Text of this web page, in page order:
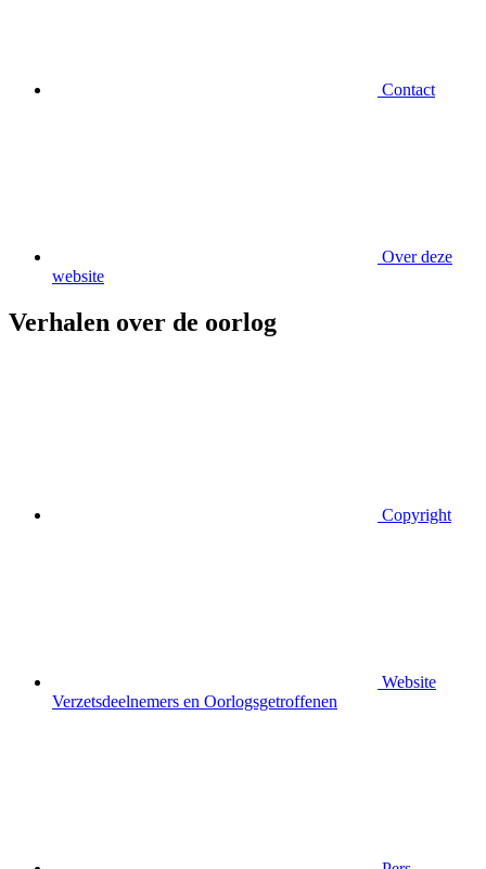
Contact
Over deze
website
Verhalen over de oorlog
Copyright
Website
Verzetsdeelnemers en Oorlogsgetroffenen